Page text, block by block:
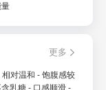
更多
对温和 - 饱腹感较
乳糖 - 口感顺滑 -